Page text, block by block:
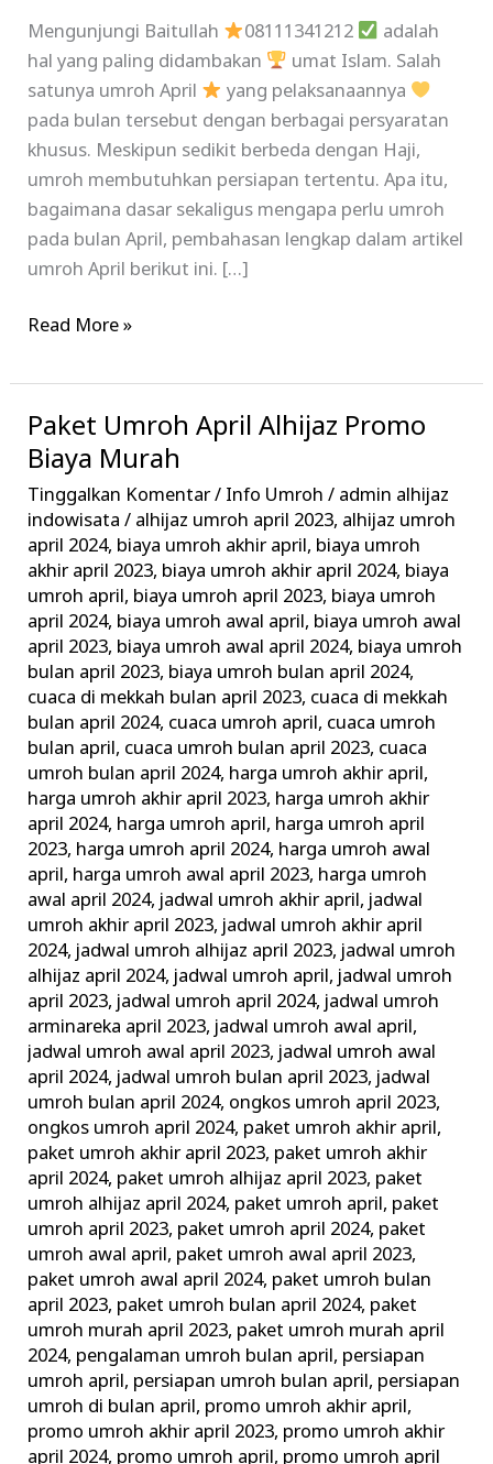
Mengunjungi Baitullah
08111341212
adalah
hal yang paling didambakan
umat Islam. Salah
satunya umroh April
yang pelaksanaannya
pada bulan tersebut dengan berbagai persyaratan
khusus. Meskipun sedikit berbeda dengan Haji,
umroh membutuhkan persiapan tertentu. Apa itu,
bagaimana dasar sekaligus mengapa perlu umroh
pada bulan April, pembahasan lengkap dalam artikel
umroh April berikut ini. […]
Read More »
Paket Umroh April Alhijaz Promo
Biaya Murah
Tinggalkan Komentar/ Info Umroh / admin alhijaz
indowisata/ alhijaz umroh april 2023, alhijaz umroh
april 2024, biaya umroh akhir april, biaya umroh
akhir april 2023, biaya umroh akhir april 2024, biaya
umroh april, biaya umroh april 2023, biaya umroh
april 2024, biaya umroh awal april, biaya umroh awal
april 2023, biaya umroh awal april 2024, biaya umroh
bulan april 2023, biaya umroh bulan april 2024,
cuaca di mekkah bulan april 2023, cuaca di mekkah
bulan april 2024, cuaca umroh april, cuaca umroh
bulan april, cuaca umroh bulan april 2023, cuaca
umroh bulan april 2024, harga umroh akhir april,
harga umroh akhir april 2023, harga umroh akhir
april 2024, harga umroh april, harga umroh april
2023, harga umroh april 2024, harga umroh awal
april, harga umroh awal april 2023, harga umroh
awal april 2024, jadwal umroh akhir april, jadwal
umroh akhir april 2023, jadwal umroh akhir april
2024, jadwal umroh alhijaz april 2023, jadwal umroh
alhijaz april 2024, jadwal umroh april, jadwal umroh
april 2023, jadwal umroh april 2024, jadwal umroh
arminareka april 2023, jadwal umroh awal april,
jadwal umroh awal april 2023, jadwal umroh awal
april 2024, jadwal umroh bulan april 2023, jadwal
umroh bulan april 2024, ongkos umroh april 2023,
ongkos umroh april 2024, paket umroh akhir april,
paket umroh akhir april 2023, paket umroh akhir
april 2024, paket umroh alhijaz april 2023, paket
umroh alhijaz april 2024, paket umroh april, paket
umroh april 2023, paket umroh april 2024, paket
umroh awal april, paket umroh awal april 2023,
paket umroh awal april 2024, paket umroh bulan
april 2023, paket umroh bulan april 2024, paket
umroh murah april 2023, paket umroh murah april
2024, pengalaman umroh bulan april, persiapan
umroh april, persiapan umroh bulan april, persiapan
umroh di bulan april, promo umroh akhir april,
promo umroh akhir april 2023, promo umroh akhir
april 2024, promo umroh april, promo umroh april
Paket
Umroh
April
Alhijaz
Promo
Biaya
Murah